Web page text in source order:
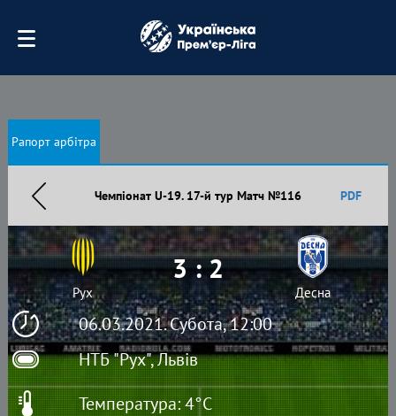
Рапорт арбітра
Чемпіонат U-19. 17-й тур Матч №116 PDF
06.03.2021. Субота, 12:00
НТБ "Рух", Львів
Рух
3 : 2
Десна
Температура: 4°C